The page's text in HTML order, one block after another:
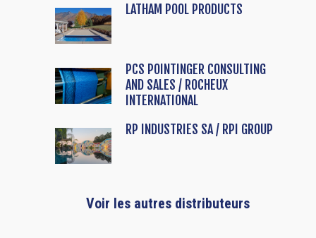
LATHAM POOL PRODUCTS
PCS POINTINGER CONSULTING
AND SALES / ROCHEUX
INTERNATIONAL
RP INDUSTRIES SA / RPI GROUP
Voir les autres distributeurs